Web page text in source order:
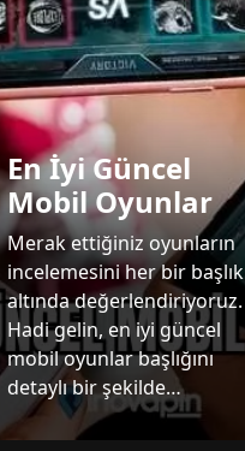
En İyi Güncel
Mobil Oyunlar
Merak ettiğiniz oyunların
incelemesini her bir başlık
altında değerlendiriyoruz.
Hadi gelin, en iyi güncel
mobil oyunlar başlığını
detaylı bir şekilde
inceleyelim.